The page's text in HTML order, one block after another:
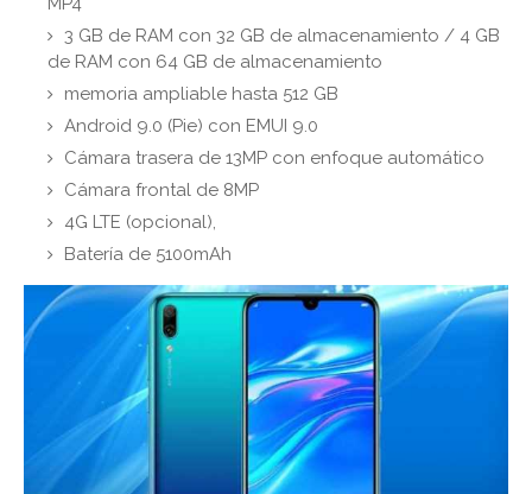
3 GB de RAM con 32 GB de almacenamiento / 4 GB
de RAM con 64 GB de almacenamiento
memoria ampliable hasta 512 GB
Android 9.0 (Pie) con EMUI 9.0
Cámara trasera de 13MP con enfoque automático
Cámara frontal de 8MP
4G LTE (opcional),
Batería de 5100mAh